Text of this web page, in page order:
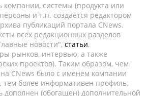
системы (продукта или
и т.п. создается редактором
публикаций портала CNews.
всех редакционных разделов
новости", статьи,
рынков, интервью, а также
проектов). Таким образом, чем
CNews было с именем компании
тем более информативен профиль.
(обогащен) дополнительной